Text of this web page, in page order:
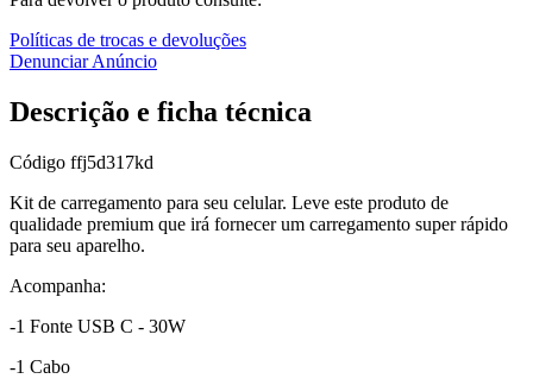
Políticas de trocas e devoluções
Denunciar Anúncio
Descrição e ficha técnica
Código ffj5d317kd
Kit de carregamento para seu celular. Leve este produto de
qualidade premium que irá fornecer um carregamento super rápido
para seu aparelho.
Acompanha:
-1 Fonte USB C - 30W
-1 Cabo